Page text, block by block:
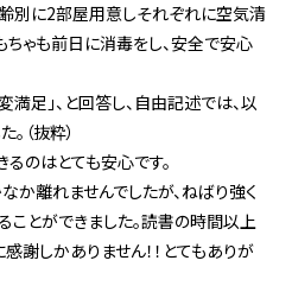
別に2部屋用意しそれぞれに空気清
ちゃも前日に消毒をし、安全で安心
満足」、と回答し、自由記述では、以
（抜粋）
のはとても安心です。
か離れませんでしたが、ねばり強く
ことができました。読書の時間以上
謝しかありません！！とてもありが